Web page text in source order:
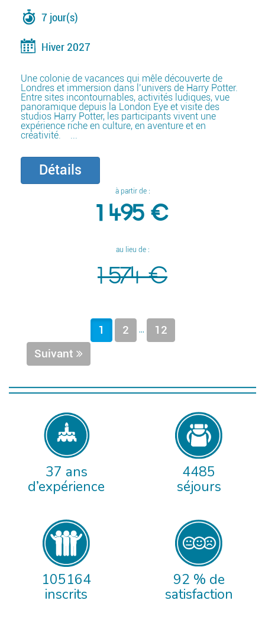
7 jour(s)
Hiver 2027
Une colonie de vacances qui mêle découverte de
Londres et immersion dans l’univers de Harry Potter.
Entre sites incontournables, activités ludiques, vue
panoramique depuis la London Eye et visite des
studios Harry Potter, les participants vivent une
expérience riche en culture, en aventure et en
créativité. ...
Détails
à partir de :
1 495 €
au lieu de :
1 574 €
1 2 ...
12
Suivant
37 ans
d’expérience
4485
séjours
105164
inscrits
92 % de
satisfaction